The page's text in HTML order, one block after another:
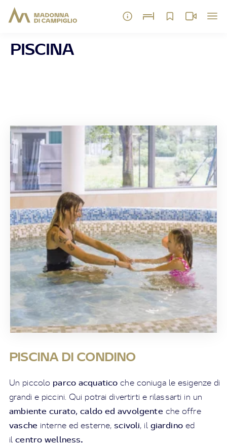
PISCINA
PISCINA DI CONDINO
Un piccolo parco acquatico che coniuga le esigenze di
grandi e piccini. Qui potrai divertirti e rilassarti in un
ambiente curato, caldo ed avvolgente che offre
vasche interne ed esterne, scivoli, il giardino ed
ilcentro wellness.